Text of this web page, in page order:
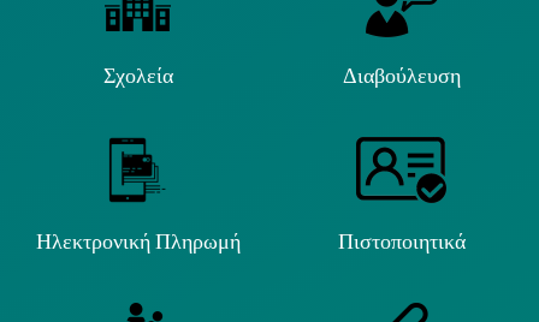
Σχολεία Διαβούλευση
Ηλεκτρονική Πληρωμή Πιστοποιητικά